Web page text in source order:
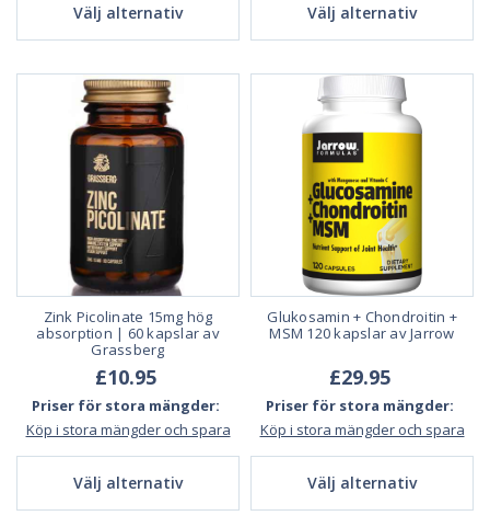
Välj alternativ Välj alternativ
Zink Picolinate 15mg hög
absorption | 60 kapslar av
Grassberg
£10.95
Priser för stora mängder:
Köp i stora mängder och spara
Välj alternativ
Glukosamin + Chondroitin +
MSM 120 kapslar av Jarrow
£29.95
Priser för stora mängder:
Köp i stora mängder och spara
Välj alternativ